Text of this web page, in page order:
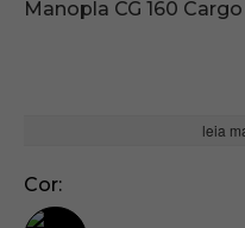
Manopla CG 160
leia
Cor